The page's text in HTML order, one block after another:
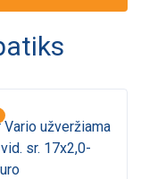
Vario užveržiama
sr. 17x2,0-